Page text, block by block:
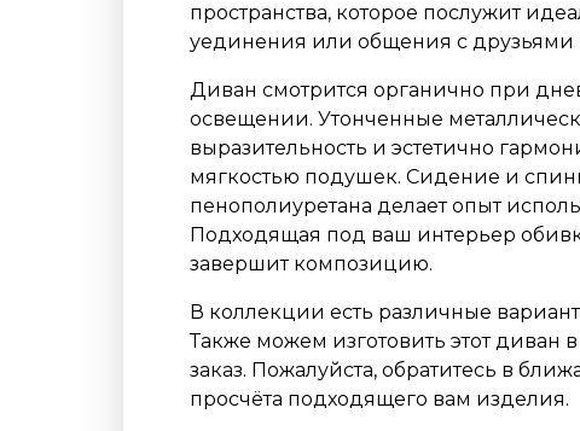
пространства, которое послужит
уединения или общения с друзьями
Диван смотрится органично при
освещении. Утонченные
выразительность и эстетично
мягкостью подушек. Сидение и
пенополиуретана делает опыт
Подходящая под ваш интерьер
завершит композицию.
В коллекции есть различные
Также можем изготовить этот диван
заказ. Пожалуйста, обратитесь в
просчёта подходящего вам изделия.